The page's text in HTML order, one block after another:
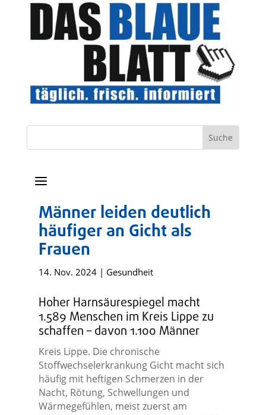
a
Männer leiden deutlich
häufiger an Gicht als
Frauen
14. Nov. 2024| Gesundheit
Hoher Harnsäurespiegel macht
1.589 Menschen im Kreis Lippe zu
schaffen – davon 1.100 Männer
Kreis Lippe. Die chronische
Stoffwechselerkrankung Gicht macht sich
häufig mit heftigen Schmerzen in der
Nacht, Rötung, Schwellungen und
Wärmegefühlen, meist zuerst am